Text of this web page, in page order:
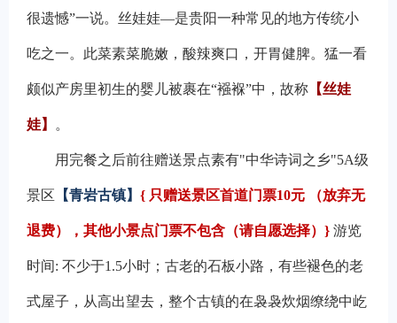
很遗憾”一说。丝娃娃—是贵阳一种常见的地方传统小
吃之一。此菜素菜脆嫩，酸辣爽口，开胃健脾。猛一看
颇似产房里初生的婴儿被裹在“襁褓”中，故称 【丝娃
娃】 。
用完餐之后前往赠送景点素有"中华诗词之乡"5A级
景区 【青岩古镇】 { 只赠送景区首道门票10元 （放弃无
退费），其他小景点门票不包含（请自愿选择）} 游览
时间: 不少于1.5小时；古老的石板小路，有些褪色的老
式屋子，从高出望去，整个古镇的在袅袅炊烟缭绕中屹